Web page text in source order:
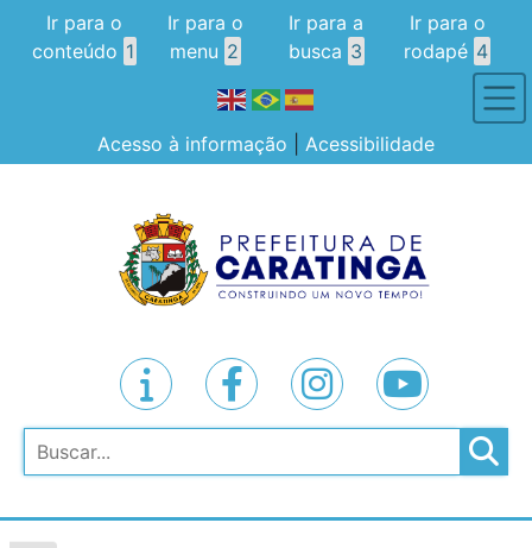
Ir para o
conteúdo 1
Ir para o
menu 2
Ir para a
busca 3
Ir para o
rodapé 4
Acesso à informação Acessibilidade
Pesquisar